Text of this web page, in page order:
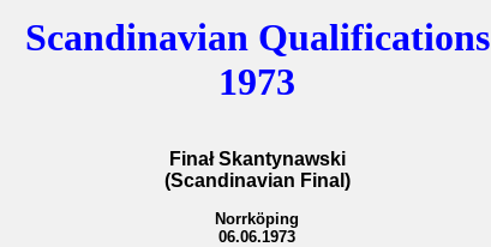
Scandinavian Qualifications
1973
Finał Skantynawski
(Scandinavian Final)
Norrköping
06.06.1973